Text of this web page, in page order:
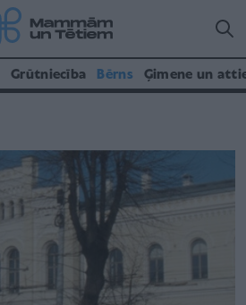
Grūtniecība Bērns Ģimene un